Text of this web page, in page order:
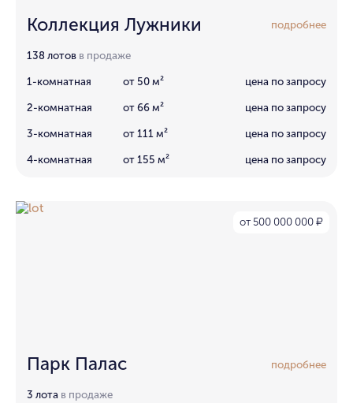
Коллекция Лужники подробнее
138 лотов в продаже
1-комнатная от 50 м² цена по запросу
2-комнатная от 66 м² цена по запросу
3-комнатная от 111 м² цена по запросу
4-комнатная от 155 м² цена по запросу
от 500 000 000 ₽
Парк Палас подробнее
3 лота в продаже